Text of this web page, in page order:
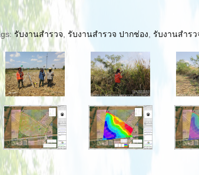
รับงานสำรวจ ,รับงานสำรวจ ปากช่อง ,รับงานสำร